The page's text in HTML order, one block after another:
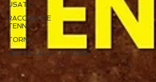
USATO
RACCHETTE
TENNIS
TORNEI
VIOLENZASULLEDONNE